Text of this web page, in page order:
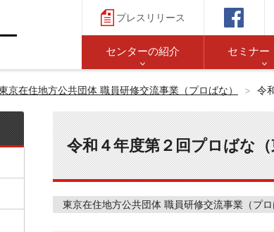
プレスリリース
センターの紹介 セミナー
京在住地方公共団体 職員研修交流事業（プロばな） 令
令和４年度第２回プロばな
東京在住地方公共団体 職員研修交流事業（プロ